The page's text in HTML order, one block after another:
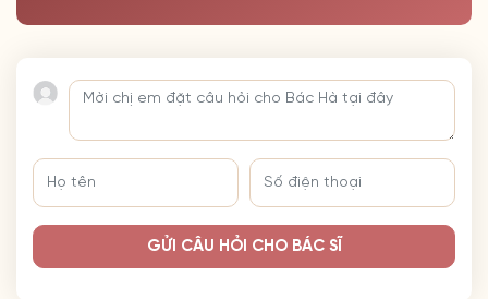
GỬI CÂU HỎI CHO BÁC SĨ